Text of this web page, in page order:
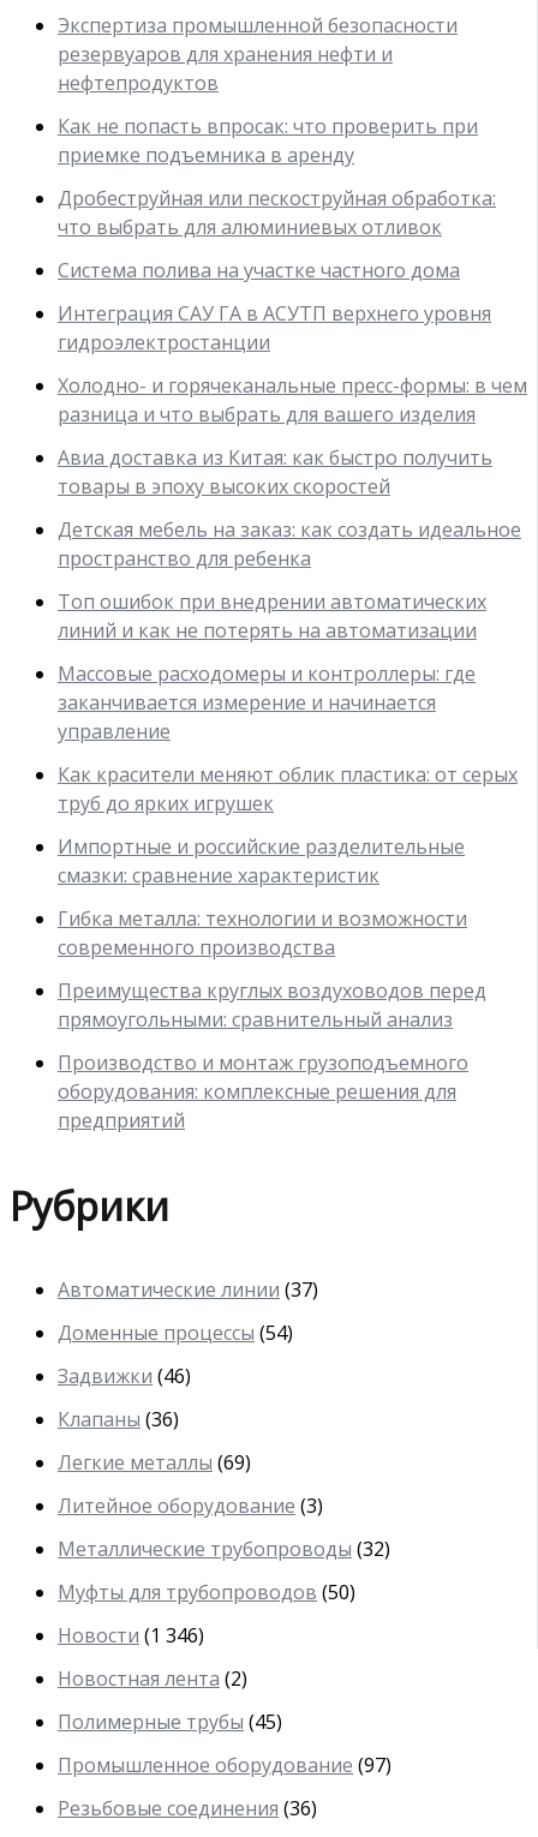
Экспертиза промышленной безопасности
резервуаров для хранения нефти и
нефтепродуктов
Как не попасть впросак: что проверить при
приемке подъемника в аренду
Дробеструйная или пескоструйная обработка:
что выбрать для алюминиевых отливок
Система полива на участке частного дома
Интеграция САУ ГА в АСУТП верхнего уровня
гидроэлектростанции
Холодно- и горячеканальные пресс-формы: в чем
разница и что выбрать для вашего изделия
Авиа доставка из Китая: как быстро получить
товары в эпоху высоких скоростей
Детская мебель на заказ: как создать идеальное
пространство для ребенка
Топ ошибок при внедрении автоматических
линий и как не потерять на автоматизации
Массовые расходомеры и контроллеры: где
заканчивается измерение и начинается
управление
Как красители меняют облик пластика: от серых
труб до ярких игрушек
Импортные и российские разделительные
смазки: сравнение характеристик
Гибка металла: технологии и возможности
современного производства
Преимущества круглых воздуховодов перед
прямоугольными: сравнительный анализ
Производство и монтаж грузоподъемного
оборудования: комплексные решения для
предприятий
Рубрики
Автоматические линии (37)
Доменные процессы (54)
Задвижки (46)
Клапаны (36)
Легкие металлы (69)
Литейное оборудование (3)
Металлические трубопроводы (32)
Муфты для трубопроводов (50)
Новости (1 346)
Новостная лента (2)
Полимерные трубы (45)
Промышленное оборудование (97)
Резьбовые соединения (36)